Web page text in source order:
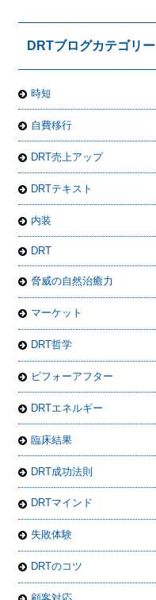
DRTブログカテゴリー
時短
自費移行
DRT売上アップ
DRTテキスト
内装
DRT
脅威の自然治癒力
マーケット
DRT哲学
ビフォーアフター
DRTエネルギー
臨床結果
DRT成功法則
DRTマインド
失敗体験
DRTのコツ